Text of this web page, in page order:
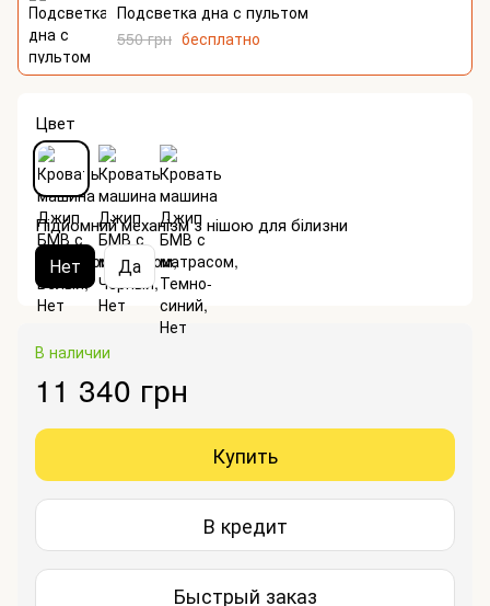
Подсветка дна с пультом
550 грн бесплатно
Цвет
Підйомний механізм з нішою для білизни
Нет Да
В наличии
11 340 грн
Купить
В кредит
Быстрый заказ